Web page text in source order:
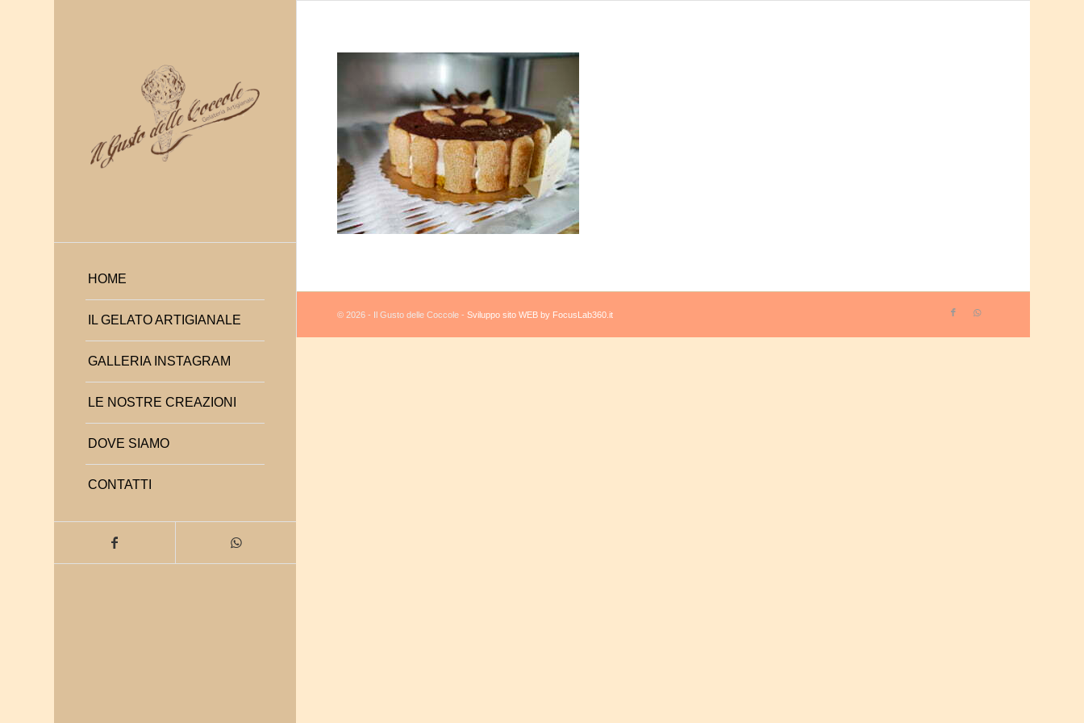
HOME
IL GELATO ARTIGIANALE
GALLERIA INSTAGRAM
LE NOSTRE CREAZIONI
DOVE SIAMO
CONTATTI
© 2026 - Il Gusto delle Coccole -Sviluppo sito WEB by FocusLab360.it